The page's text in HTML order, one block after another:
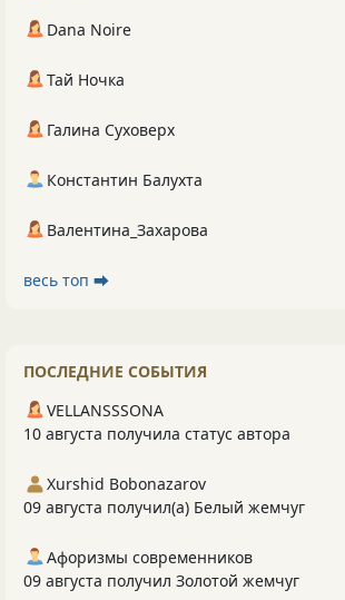
Dana Noire
Тай Ночка
Галина Суховерх
Константин Балухта
Валентина_Захарова
весь топ ⮕
ПОСЛЕДНИЕ СОБЫТИЯ
VELLANSSSONA
10 августа получила статус автора
Xurshid Bobonazarov
09 августа получил(а) Белый жемчуг
Афоризмы современников
09 августа получил Золотой жемчуг